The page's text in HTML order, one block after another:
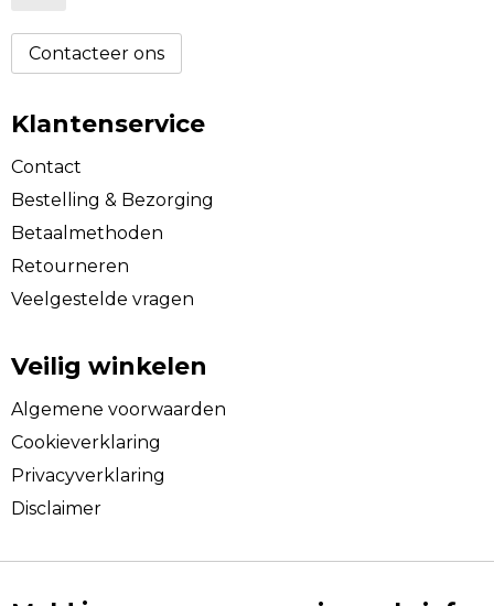
Contacteer ons
Klantenservice
Contact
Bestelling & Bezorging
Betaalmethoden
Retourneren
Veelgestelde vragen
Veilig winkelen
Algemene voorwaarden
Cookieverklaring
Privacyverklaring
Disclaimer